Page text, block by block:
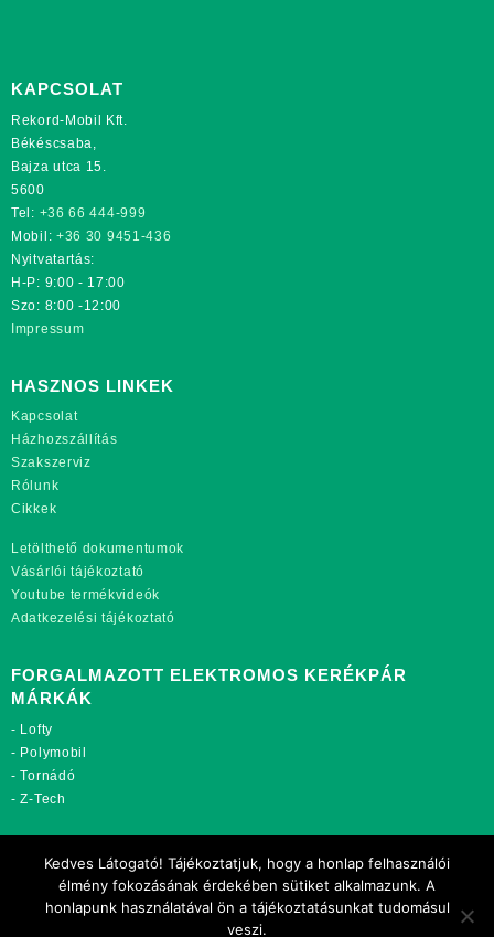
KAPCSOLAT
Rekord-Mobil Kft.
Békéscsaba,
Bajza utca 15.
5600
Tel: +36 66 444-999
Mobil: +36 30 9451-436
Nyitvatartás:
H-P: 9:00 - 17:00
Szo: 8:00 -12:00
Impressum
HASZNOS LINKEK
Kapcsolat
Házhozszállítás
Szakszerviz
Rólunk
Cikkek
Letölthető dokumentumok
Vásárlói tájékoztató
Youtube termékvideók
Adatkezelési tájékoztató
FORGALMAZOTT ELEKTROMOS KERÉKPÁR
MÁRKÁK
- Lofty
- Polymobil
-Tornádó
-Z-Tech
rekordmobil.hu
rekordmotor.hu
motorkerekparalkatreszek.hu
Kedves Látogató! Tájékoztatjuk, hogy a honlap felhasználói
élmény fokozásának érdekében sütiket alkalmazunk. A
honlapunk használatával ön a tájékoztatásunkat tudomásul
veszi.